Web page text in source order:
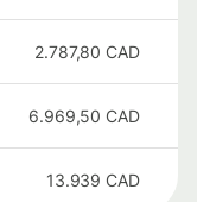
2.787,80 CAD
6.969,50 CAD
13.939 CAD